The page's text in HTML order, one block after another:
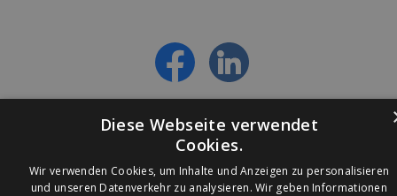
Diese Webseite verwendet
Cookies.
Wir verwenden Cookies, um Inhalte und Anzeigen zu personalisieren
und unseren Datenverkehr zu analysieren. Wir geben Informationen